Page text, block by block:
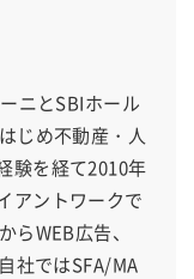
ニとSBIホール
じめ不動産・人
験を経て2010年
アントワークで
らWEB広告、
社ではSFA/MA